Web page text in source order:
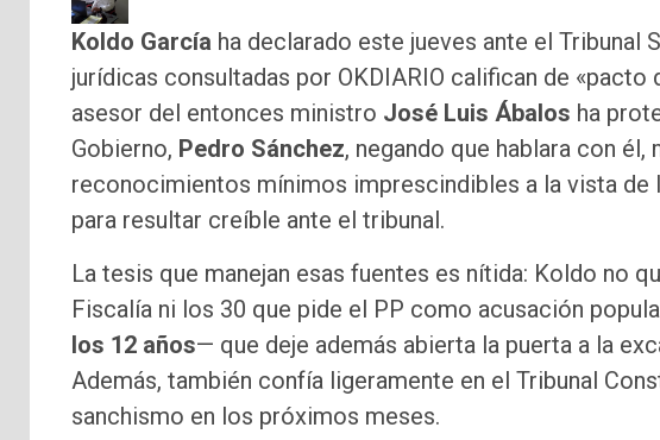
Koldo García ha declarado este jueves ante el Tribunal
jurídicas consultadas por OKDIARIO califican de «pacto
asesor del entonces ministro José Luis Ábalos ha
Gobierno, Pedro Sánchez, negando que hablara con
reconocimientos mínimos imprescindibles a la vista
para resultar creíble ante el tribunal.
La tesis que manejan esas fuentes es nítida: Koldo no
Fiscalía ni los 30 que pide el PP como acusación
los 12 años— que deje además abierta la puerta a la
Además, también confía ligeramente en el Tribunal
sanchismo en los próximos meses.